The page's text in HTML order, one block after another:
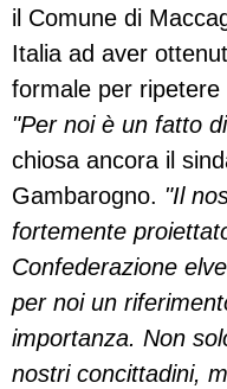
il Comune di
Italia ad aver
formale per ripetere
"Per noi è un fatto
chiosa ancora il
Gambarogno. "Il
fortemente
Confederazione
per noi un
importanza. Non
nostri concittadini,